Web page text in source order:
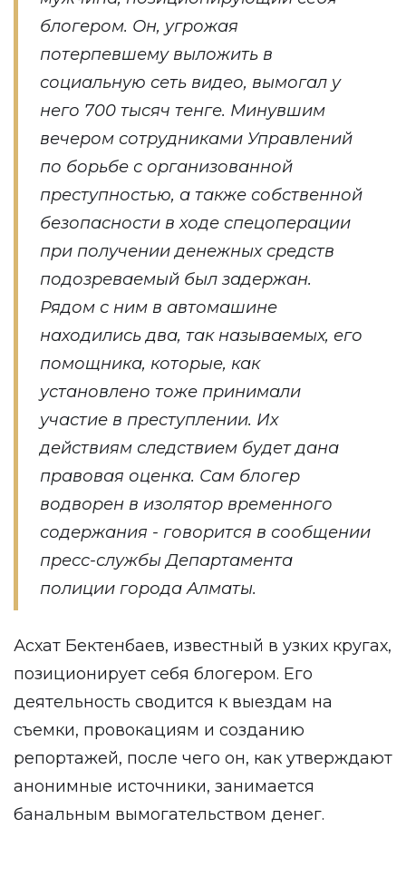
блогером. Он, угрожая
потерпевшему выложить в
социальную сеть видео, вымогал у
него 700 тысяч тенге. Минувшим
вечером сотрудниками Управлений
по борьбе с организованной
преступностью, а также собственной
безопасности в ходе спецоперации
при получении денежных средств
подозреваемый был задержан.
Рядом с ним в автомашине
находились два, так называемых, его
помощника, которые, как
установлено тоже принимали
участие в преступлении. Их
действиям следствием будет дана
правовая оценка. Сам блогер
водворен в изолятор временного
содержания - говорится в сообщении
пресс-службы Департамента
полиции города Алматы.
Асхат Бектенбаев, известный в узких кругах,
позиционирует себя блогером. Его
деятельность сводится к выездам на
съемки, провокациям и созданию
репортажей, после чего он, как утверждают
анонимные источники, занимается
банальным вымогательством денег.